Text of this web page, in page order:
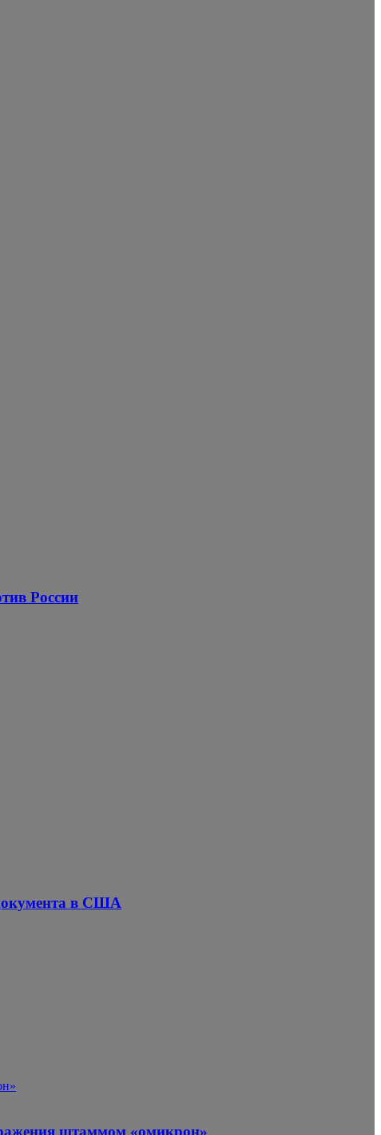
России
документа в США
штаммом «омикрон»